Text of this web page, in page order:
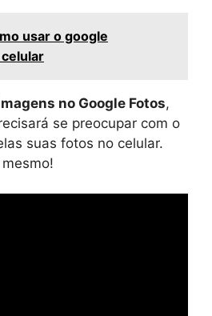
usar o google
no Google Fotos,
se preocupar com o
suas fotos no celular.